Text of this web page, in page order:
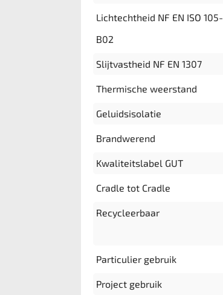
Lichtechtheid NF EN ISO 105-
B02
Slijtvastheid NF EN 1307
Thermische weerstand
Geluidsisolatie
Brandwerend
Kwaliteitslabel GUT
Cradle tot Cradle
Recycleerbaar
Particulier gebruik
Project gebruik